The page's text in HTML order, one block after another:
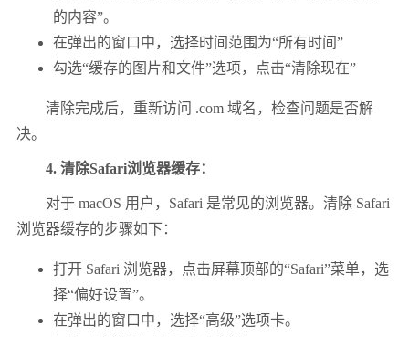
的内容”。
在弹出的窗口中，选择时间范围为“所有时间”
勾选“缓存的图片和文件”选项，点击“清除现在”
清除完成后，重新访问 .com 域名，检查问题是否解
决。
4. 清除Safari浏览器缓存：
对于 macOS 用户，Safari 是常见的浏览器。清除 Safari
浏览器缓存的步骤如下：
打开 Safari 浏览器，点击屏幕顶部的“Safari”菜单，选
择“偏好设置”。
在弹出的窗口中，选择“高级”选项卡。